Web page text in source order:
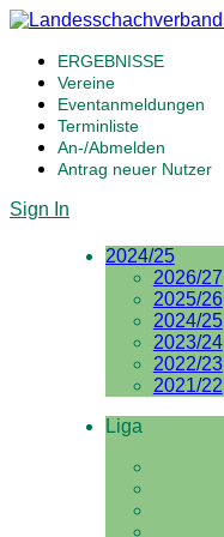
ERGEBNISSE
Vereine
Eventanmeldungen
Terminliste
An-/Abmelden
Antrag neuer Nutzer
Sign In
2024/25
2026/27
2025/26
2024/25
2023/24
2022/23
2021/22
Liga